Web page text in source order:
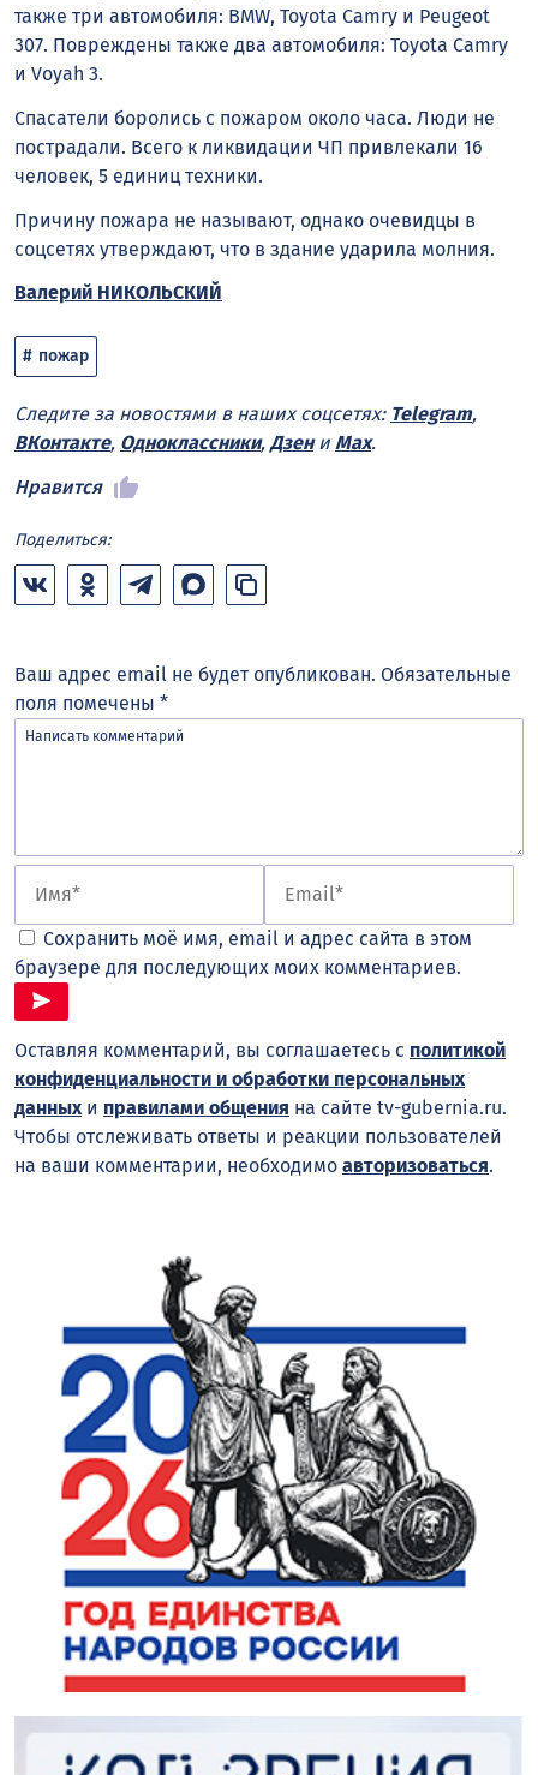
также три автомобиля: BMW, Toyota Camry и Peugeot
307. Повреждены также два автомобиля: Toyota Camry
и Voyah 3.
Спасатели боролись с пожаром около часа. Люди не
пострадали. Всего к ликвидации ЧП привлекали 16
человек, 5 единиц техники.
Причину пожара не называют, однако очевидцы в
соцсетях утверждают, что в здание ударила молния.
Валерий НИКОЛЬСКИЙ
пожар
Следите за новостями в наших соцсетях: Telegram,
ВКонтакте, Одноклассники, Дзени Max.
Нравится
Поделиться:
Ваш адрес email не будет опубликован. Обязательные
поля помечены *
Сохранить моё имя, email и адрес сайта в этом
браузере для последующих моих комментариев.
Оставляя комментарий, вы соглашаетесь с политикой
конфиденциальности и обработки персональных
данных и правилами общения на сайте tv-gubernia.ru.
Чтобы отслеживать ответы и реакции пользователей
на ваши комментарии, необходимо авторизоваться.